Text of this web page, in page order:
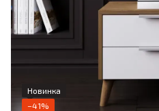
Новинка
−41%